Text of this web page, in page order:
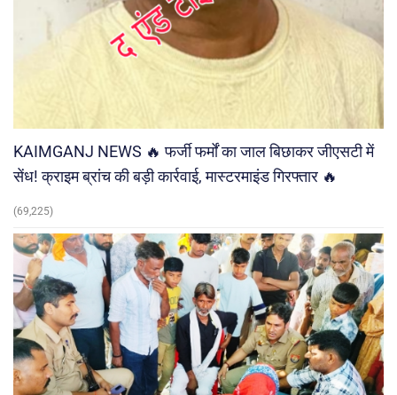
KAIMGANJ NEWS 🔥 फर्जी फर्मों का जाल बिछाकर जीएसटी में
सेंध! क्राइम ब्रांच की बड़ी कार्रवाई, मास्टरमाइंड गिरफ्तार 🔥
(69,225)